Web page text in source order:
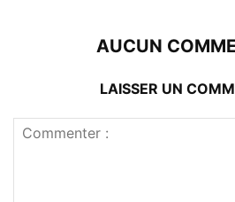
AUCUN
LAISSER UN